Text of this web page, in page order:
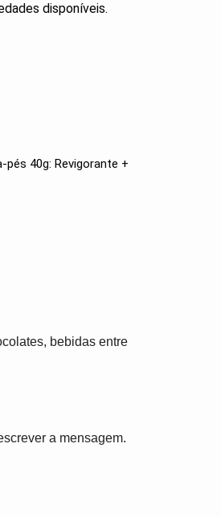
disponíveis.
pés 40g: Revigorante +
bebidas entre
a mensagem.